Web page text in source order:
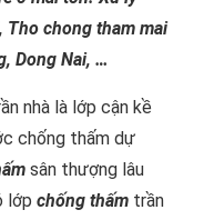
Tho chong tham mai
Dong Nai, …
nhà là lớp cận kề
chống thấm dự
sân thượng lâu
lớp chống thấm trần